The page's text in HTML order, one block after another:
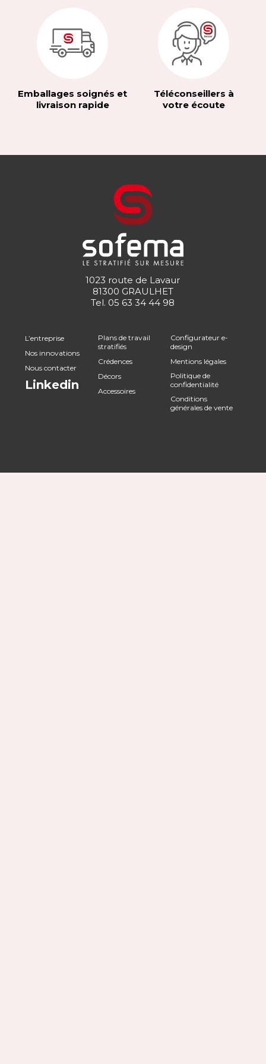
Emballages soignés et
livraison rapide
Téléconseillers à
votre écoute
1023 route de Lavaur
81300 GRAULHET
Tel. 05 63 34 44 98
L’entreprise
Nos innovations
Nous contacter
Linkedin
Plans de travail
stratifiés
Crédences
Décors
Accessoires
Configurateur e-
design
Mentions légales
Politique de
confidentialité
Conditions
générales de vente